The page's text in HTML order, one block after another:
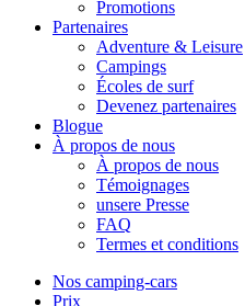
Promotions
Partenaires
Adventure & Leisure
Campings
Écoles de surf
Devenez partenaires
Blogue
À propos de nous
À propos de nous
Témoignages
unsere Presse
FAQ
Termes et conditions
Nos camping-cars
Prix